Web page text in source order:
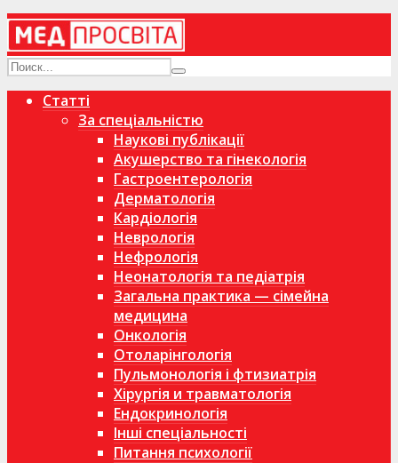
Статті
За спеціальністю
Наукові публікації
Акушерство та гінекологія
Гастроентерологія
Дерматологія
Кардіологія
Неврологія
Нефрологія
Неонатологія та педіатрія
Загальна практика — сімейна
медицина
Онкологія
Отоларінгологія
Пульмонологія і фтизиатрія
Хірургія и травматологія
Ендокринологія
Інші спеціальності
Питання психології